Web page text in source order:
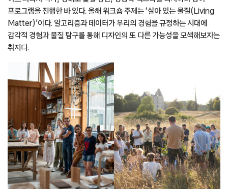
프로그램을 진행한 바 있다. 올해 워크숍 주제는 ‘살아 있는 물질(Living
Matter)’이다. 알고리즘과 데이터가 우리의 경험을 규정하는 시대에
감각적 경험과 물질 탐구를 통해 디자인의 또 다른 가능성을 모색해보자는
취지다.